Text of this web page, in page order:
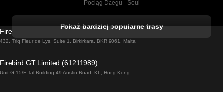
Pociąg Daegu - Seul
Pociąg Dublin - Galway
Pociąg Rzym - Neapol
Pokaż bardziej popularne trasy
Firebird GT Limited (OC 1451)
432, Triq Fleur de Lys, Suite 1, Birkirkara, BKR 9061, Malta
Firebird GT Limited (61211989)
Unit G 15/F Tal Building 49 Austin Road, KL, Hong Kong